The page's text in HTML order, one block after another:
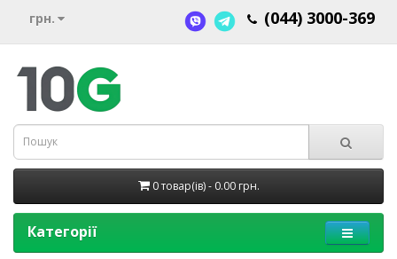
грн. (044) 3000-369
0 товар(ів) - 0.00 грн.
Категорії